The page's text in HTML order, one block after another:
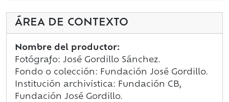
ÁREA DE CONTEXTO
Nombre del productor:
Fotógrafo: José Gordillo Sánchez.
Fondo o colección: Fundación José Gordillo.
Institución archivística: Fundación CB,
Fundación José Gordillo.